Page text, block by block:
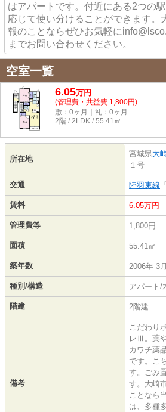
はアパートです。付近にある2つの
応じて使い分けることができます。
報のことならぜひお気軽に
までお問い合わせください。
空室一覧
6.05万円
(管理費・共益費 1,800円)
敷：0ヶ月｜礼：0ヶ月
2階 / 2LDK / 55.41㎡
所在地
宮城県大
１号
交通 陸羽東線 「
賃料 6.05万円
管理費等 1,800円
面積 55.41㎡
築年数 2006年 3
種別/構造 アパート/
階建 2階建
備考
こだわり
レⅢ。薬
カワチ薬
です。こ
す。ごみ
す。大崎
ことなら
は、多種